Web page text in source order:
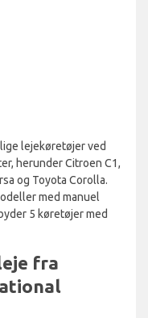
lejekøretøjer ved
herunder Citroen C1,
og Toyota Corolla.
med manuel
5 køretøjer med
fra